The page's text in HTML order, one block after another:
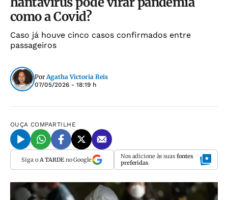
como a Covid?
Caso já houve cinco casos confirmados entre
passageiros
Por Agatha Victoria Reis
07/05/2026 - 18:19 h
OUÇA COMPARTILHE
Siga o A TARDEno Google Nos adicione às suas fontes
preferidas